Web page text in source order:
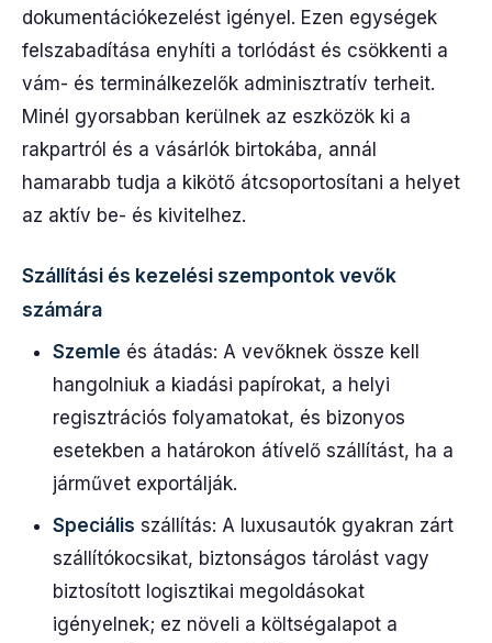
dokumentációkezelést igényel. Ezen egységek
felszabadítása enyhíti a torlódást és csökkenti a
vám- és terminálkezelők adminisztratív terheit.
Minél gyorsabban kerülnek az eszközök ki a
rakpartról és a vásárlók birtokába, annál
hamarabb tudja a kikötő átcsoportosítani a helyet
az aktív be- és kivitelhez.
Szállítási és kezelési szempontok vevők
számára
Szemle és átadás: A vevőknek össze kell
hangolniuk a kiadási papírokat, a helyi
regisztrációs folyamatokat, és bizonyos
esetekben a határokon átívelő szállítást, ha a
járművet exportálják.
Speciális szállítás: A luxusautók gyakran zárt
szállítókocsikat, biztonságos tárolást vagy
biztosított logisztikai megoldásokat
igényelnek; ez növeli a költségalapot a